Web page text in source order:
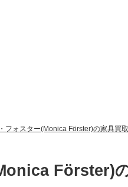
フォスター(Monica Förster)の家具買取
Förster)